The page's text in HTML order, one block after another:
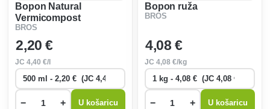
Bopon Natural
Vermicompost
univerzalni
BROS
2,20 €
JC4,40 €/l
− + U košaricu
Bopon ruža
BROS
4,08 €
JC 4,08 €/kg
− + U košaricu